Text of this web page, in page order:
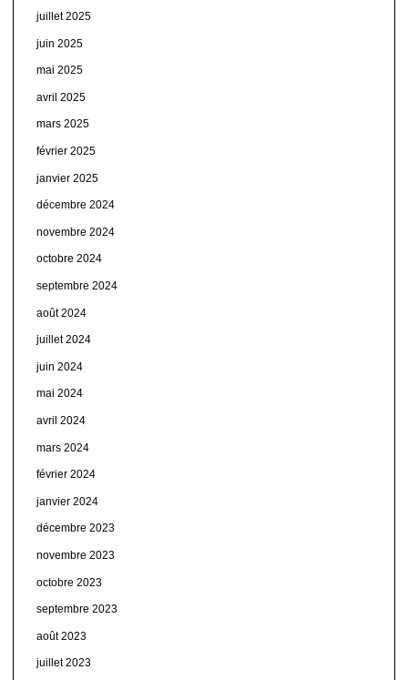
juillet 2025
juin 2025
mai 2025
avril 2025
mars 2025
février 2025
janvier 2025
décembre 2024
novembre 2024
octobre 2024
septembre 2024
août 2024
juillet 2024
juin 2024
mai 2024
avril 2024
mars 2024
février 2024
janvier 2024
décembre 2023
novembre 2023
octobre 2023
septembre 2023
août 2023
juillet 2023